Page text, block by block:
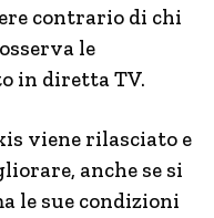
contrario di chi
le
in diretta TV.
viene rilasciato e
anche se si
le sue condizioni